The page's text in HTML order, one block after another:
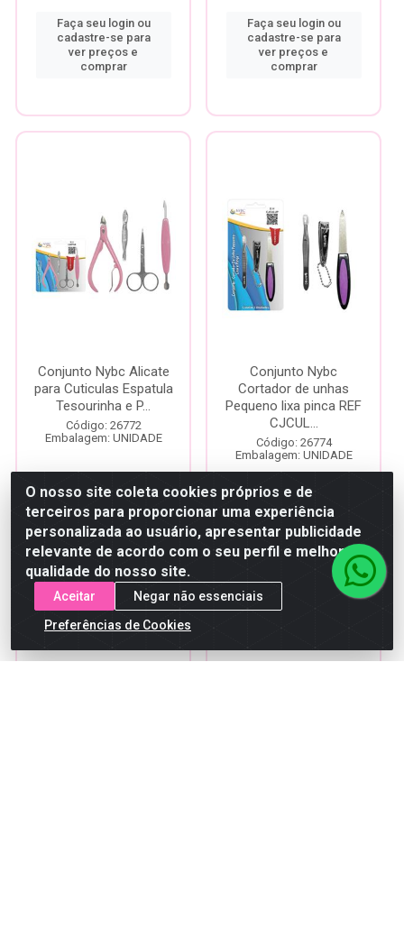
Faça seu login ou
cadastre-se para
ver preços e
comprar
Faça seu login ou
cadastre-se para
ver preços e
comprar
Conjunto Nybc Alicate
para Cuticulas Espatula
Tesourinha e P...
Código: 26772
Embalagem: UNIDADE
Faça seu login ou
cadastre-se para
ver preços e
comprar
Conjunto Nybc
Cortador de unhas
Pequeno lixa pinca REF
CJCUL...
Código: 26774
Embalagem: UNIDADE
Faça seu login ou
cadastre-se para
ver preços e
comprar
O nosso site coleta cookies próprios e de
terceiros para proporcionar uma experiência
personalizada ao usuário, apresentar publicidade
relevante de acordo com o seu perfil e melhorar a
qualidade do nosso site.
Aceitar
Negar não essenciais
Preferências de Cookies